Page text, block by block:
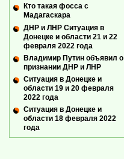
Кто такая фосса с
Мадагаскара
ДНР и ЛНР Ситуация в
Донецке и области 21 и 22
февраля 2022 года
Владимир Путин объявил о
признании ДНР и ЛНР
Ситуация в Донецке и
области 19 и 20 февраля
2022 года
Ситуация в Донецке и
области 18 февраля 2022
года